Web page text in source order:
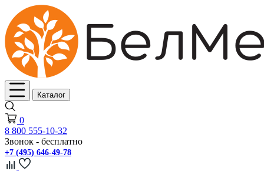
Каталог
0
8 800 555-10-32
Звонок - бесплатно
+7 (495) 646-49-78